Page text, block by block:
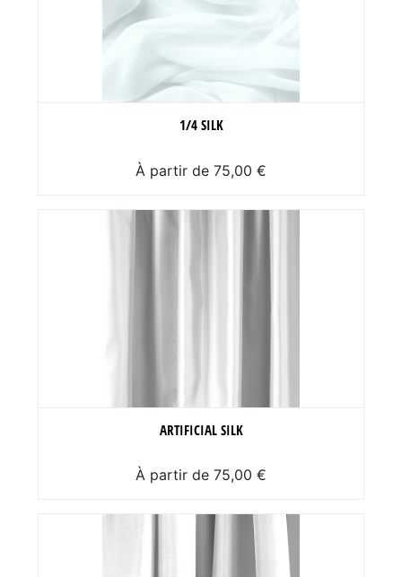
1/4 SILK
À partir de 75,00 €
ARTIFICIAL SILK
À partir de 75,00 €